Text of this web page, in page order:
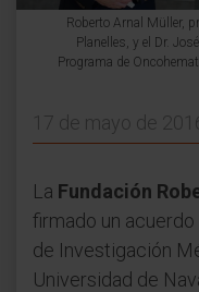
Roberto Arnal Müller,
Planelles, y el Dr.
Programa de
17 de mayo de 2016
La Fundación
firmado un
de Investigación
Universidad de